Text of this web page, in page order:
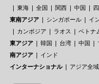
東海
全国 関西 中国
東南アジア
シンガポール イ
カンボジア
ラオス ベトナ
東アジア
韓国 台湾 中国
南アジア
インド
インターナショナル
アジア全域